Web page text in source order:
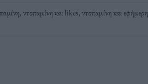
,ντοπαμίνη και likes,ντοπαμίνη και εφήμερη